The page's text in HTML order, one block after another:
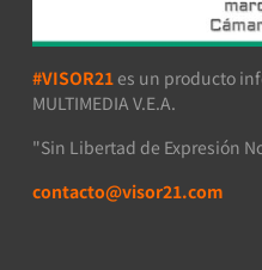
#VISOR21 es un producto
MULTIMEDIA V.E.A.
"Sin Libertad de Expresión
contacto@visor21.com